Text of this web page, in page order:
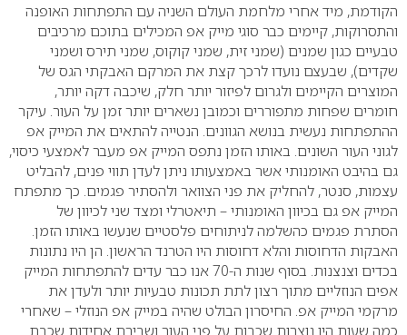
הקודמת, מיד אחרי מלחמת העולם השניה עם התפתחות האופנה
והתסרוקות, קיימים כבר סוגי מייק אפ המכילים בתוכם מרכיבים
טבעיים כגון שמנים (שמני זית, שמני קוקוס, שמני תירס ושמני
שקדים), שבעצם נועדו לרכך קצת את המרקם האבקתי הגס של
המוצרים הקיימים ולגרום לפיזור יותר חלק, שיכבה דקה יותר,
חומרים שפחות מתפוררים וכמובן נשארים יותר זמן על העור. עיקר
ההתפתחות נעשית בנושא הגוונים. הנטייה להתאים את המייק אפ
לגוני העור השונים. באותו הזמן נתפס המייק אפ מעבר לאמצעי כיסוי,
גם בהיבט האומנותי אשר באמצעותו ניתן לעדן תווי פנים, להבליט
עצמות, סנטר, להחליק את פני הצוואר ולהסתיר פגמים. כך מתפתח
המייק אפ גם בכיוון האומנותי – תיאטרלי ומצד שני לכיוון של
הסתרת פגמים כהשלמה לניתוחים פלסטיים שנעשו באותו הזמן.
האבקות הדחוסות והלא דחוסות היו הטרנד הראשון. הן היו נתונות
בכדים וצנצנות. בסוף שנות ה-70 אנו כבר עדים להתפתחות המייק
אפים הנוזליים מתוך רצון לתת תכונות טבעיות יותר ולעדן את
מרקמי המייק אפ. החיסרון הבולט שהיה במייק אפ הנוזלי – שאחרי
כמה שעות היו נוצרות שכבות על פני העור ושבירת אחידות שכבת